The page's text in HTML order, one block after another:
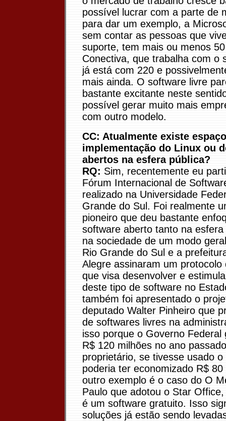
possível lucrar com a parte de
para dar um exemplo, a
sem contar as pessoas que
suporte, tem mais ou menos
Conectiva, que trabalha com o
já está com 220 e
mais ainda. O software livre
bastante excitante neste
possível gerar muito mais
com outro modelo.
CC: Atualmente existe
implementação do Linux ou
abertos na esfera pública?
RQ: Sim, recentemente eu
Fórum Internacional de
realizado na Universidade
Grande do Sul. Foi realmente
pioneiro que deu bastante
software aberto tanto na
na sociedade de um modo
Rio Grande do Sul e a
Alegre assinaram um protocolo
que visa desenvolver e
deste tipo de software no
também foi apresentado o
deputado Walter Pinheiro que
de softwares livres na
isso porque o Governo Federal
R$ 120 milhões no ano
proprietário, se tivesse usado
poderia ter economizado R$
outro exemplo é o caso do O
Paulo que adotou o Star
é um software gratuito. Isso
soluções já estão sendo